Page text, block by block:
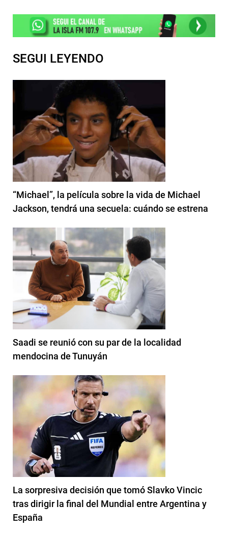
SEGUI LEYENDO
“Michael”, la película sobre la vida de Michael
Jackson, tendrá una secuela: cuándo se estrena
Saadi se reunió con su par de la localidad
mendocina de Tunuyán
La sorpresiva decisión que tomó Slavko Vincic
tras dirigir la final del Mundial entre Argentina y
España